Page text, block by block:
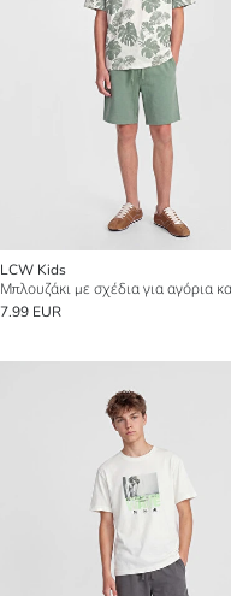
LCW Kids
Μπλουζάκι με σχέδια για αγόρια
7.99 EUR